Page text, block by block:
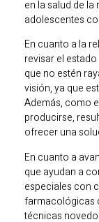
en la salud de
adolescentes
En cuanto a la
revisar el
que no estén
visión, ya que
Además, como
producirse,
ofrecer una
En cuanto a
que ayudan a
especiales con
farmacológicas
técnicas